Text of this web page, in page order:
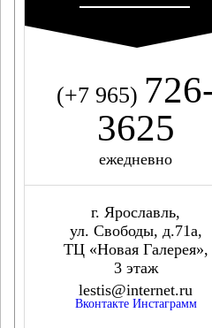
(+7 965)
3625
ежедневно
г. Ярославль,
ул. Свободы, д.71а,
ТЦ «Новая Галерея»,
3 этаж
lestis@internet.ru
Вконтакте Инстаграмм